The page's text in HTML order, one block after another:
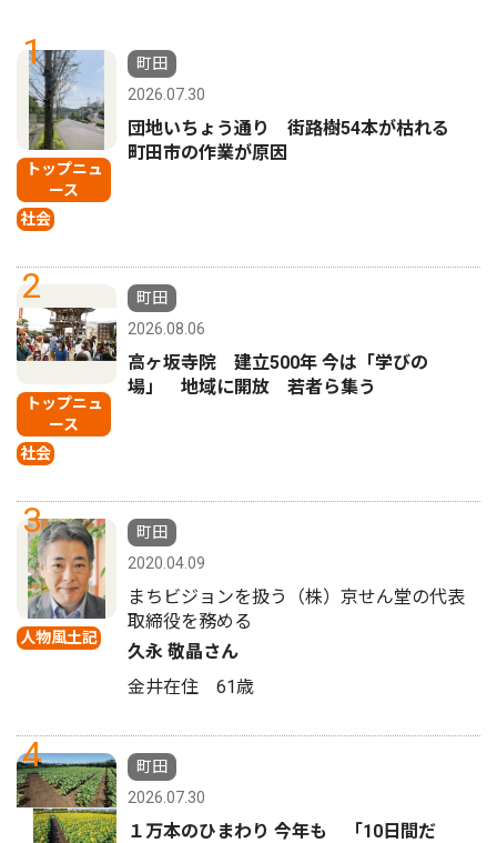
1
トップニュ
ース
社会
町田
2026.07.30
団地いちょう通り 街路樹54本が枯れる
町田市の作業が原因
2
トップニュ
ース
社会
町田
2026.08.06
高ヶ坂寺院 建立500年 今は「学びの
場」 地域に開放 若者ら集う
3
人物風土記
町田
2020.04.09
まちビジョンを扱う（株）京せん堂の代表
取締役を務める
久永 敬晶さん
金井在住 61歳
4
町田
2026.07.30
１万本のひまわり 今年も 「10日間だ